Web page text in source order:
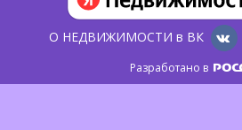
О НЕДВИЖИМОСТИ в ВК
Разработано в